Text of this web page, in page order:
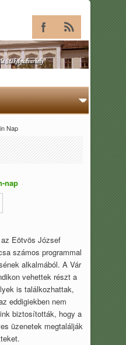
Nap
nap
Eötvös József
számos programmal
alkalmából. A Vár
vehettek részt a
is találkozhattak,
eddigiekben nem
biztosították, hogy a
üzenetek megtalálják